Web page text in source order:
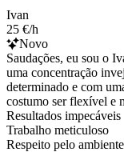
Ivan
25 €/h
Novo
Saudações, eu sou o
uma concentração
determinado e com
costumo ser flexível e
Resultados impecáveis
Trabalho meticuloso
Respeito pelo ambiente